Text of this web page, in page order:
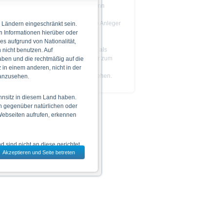
Das Produkt ist nicht einfach und kann
Es wird empfohlen, dass potenzielle Anleger
denProspektlesen, bevor sie eine
Anlageentscheidung treffen.
Die Billigung des Prospekts ist nicht als
Befürwortung der angebotenen oder zum
Handel an einem geregelten Markt
zugelassenen Wertpapiere zu verstehen.
eingeschränkt sein.
Informationen hierüber oder
aufgrund von Nationalität,
benutzen. Auf
und die rechtmäßig auf die
einem anderen, nicht in der
in diesem Land haben.
gegenüber natürlichen oder
aufrufen, erkennen
sind nicht an diese gerichtet.
jeweils ausgewählten Land
den Wertpapieren
Endgültigen
das allein verbindliche
Akzeptieren und Seite betreten